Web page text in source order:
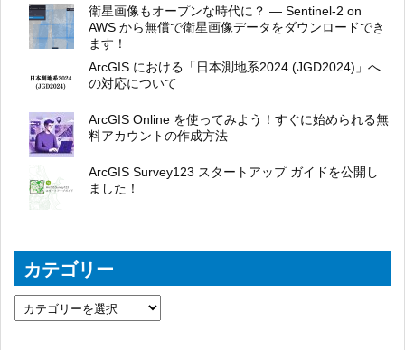
衛星画像もオープンな時代に？ ― Sentinel-2 on
AWS から無償で衛星画像データをダウンロードでき
ます！
ArcGIS における「日本測地系2024 (JGD2024)」へ
の対応について
ArcGIS Online を使ってみよう！すぐに始められる無
料アカウントの作成方法
ArcGIS Survey123 スタートアップ ガイドを公開し
ました！
カテゴリー